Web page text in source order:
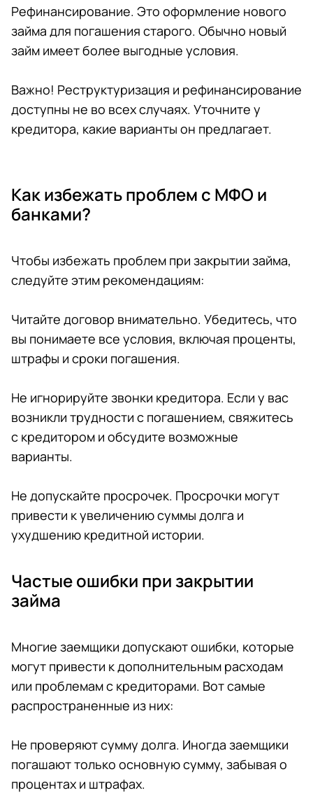
Рефинансирование. Это оформление нового
займа для погашения старого. Обычно новый
займ имеет более выгодные условия.
Важно! Реструктуризация и рефинансирование
доступны не во всех случаях. Уточните у
кредитора, какие варианты он предлагает.
Как избежать проблем с МФО и
банками?
Чтобы избежать проблем при закрытии займа,
следуйте этим рекомендациям:
Читайте договор внимательно. Убедитесь, что
вы понимаете все условия, включая проценты,
штрафы и сроки погашения.
Не игнорируйте звонки кредитора. Если у вас
возникли трудности с погашением, свяжитесь
с кредитором и обсудите возможные
варианты.
Не допускайте просрочек. Просрочки могут
привести к увеличению суммы долга и
ухудшению кредитной истории.
Частые ошибки при закрытии
займа
Многие заемщики допускают ошибки, которые
могут привести к дополнительным расходам
или проблемам с кредиторами. Вот самые
распространенные из них:
Не проверяют сумму долга. Иногда заемщики
погашают только основную сумму, забывая о
процентах и штрафах.